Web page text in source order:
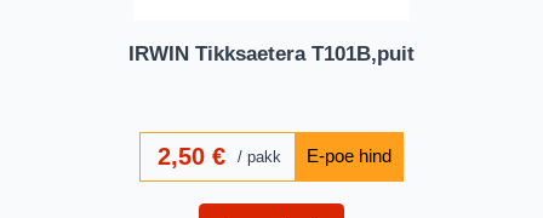
IRWIN Tikksaetera T101B,puit
2,50 € pakk